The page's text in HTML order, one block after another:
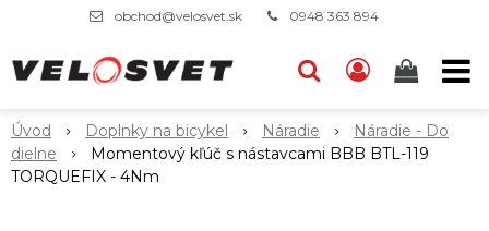
obchod@velosvet.sk 0948 363 894
Úvod Doplnky na bicykel Náradie
Náradie - Do
dielne
Momentový kľúč s nástavcami BBB BTL-119
TORQUEFIX - 4Nm